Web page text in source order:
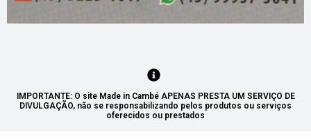
IMPORTANTE: O site Made in Cambé APENAS PRESTA UM SERVIÇO DE
DIVULGAÇÃO, não se responsabilizando pelos produtos ou serviços
oferecidos ou prestados